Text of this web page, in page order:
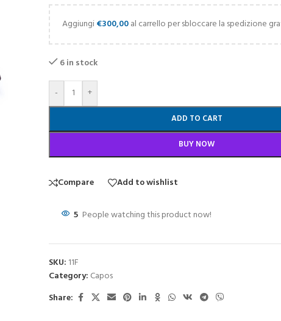
Aggiungi€300,00al carrello per sbloccare la spedizione
6 in stock
- +
ADD TO CART
BUY NOW
Compare Add to wishlist
5 People watching this product now!
SKU: 11F
Category: Capos
Share: